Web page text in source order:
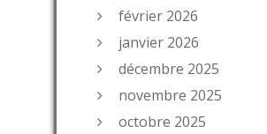
février 2026
janvier 2026
décembre 2025
novembre 2025
octobre 2025